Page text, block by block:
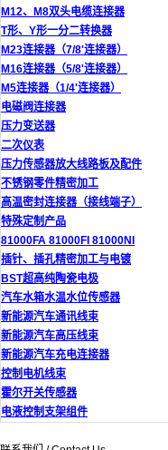
M12、M8双头电缆连接器
T形、Y形一分二转换器
M23连接器（7/8'连接器）
M16连接器（5/8'连接器）
M5连接器（1/4'连接器）
电磁阀连接器
压力变送器
二次仪表
压力传感器放大线路板及配件
不锈钢零件精密加工
高温密封连接器（接线端子）
特殊定制产品
81000FA 81000FI 81000NI
插针、插孔精密加工与电镀
BST超高纯陶瓷电极
汽车水箱水温水位传感器
新能源汽车通讯线束
新能源汽车高压线束
新能源汽车充电连接器
控制电机线束
霍尔开关传感器
电液控制支架组件